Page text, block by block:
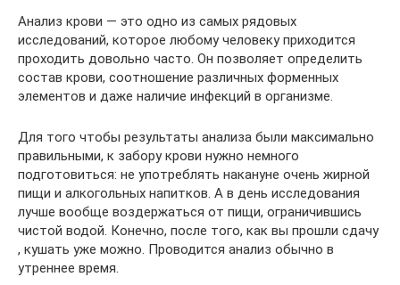
Анализ крови — это одно из самых рядовых
исследований, которое любому человеку приходится
проходить довольно часто. Он позволяет определить
состав крови, соотношение различных форменных
элементов и даже наличие инфекций в организме.
Для того чтобы результаты анализа были максимально
правильными, к забору крови нужно немного
подготовиться: не употреблять накануне очень жирной
пищи и алкогольных напитков. А в день исследования
лучше вообще воздержаться от пищи, ограничившись
чистой водой. Конечно, после того, как вы прошли сдачу
, кушать уже можно. Проводится анализ обычно в
утреннее время.